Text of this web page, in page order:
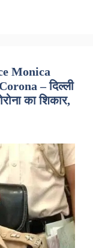
Monica
– दिल्ली
का शिकार,